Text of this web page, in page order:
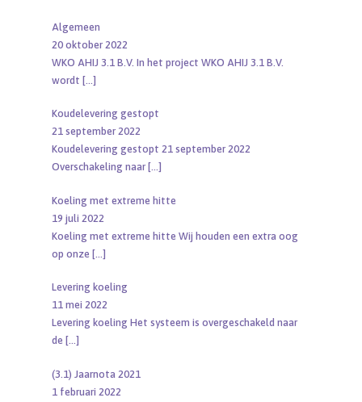
Algemeen
20 oktober 2022
WKO AHIJ 3.1 B.V. In het project WKO AHIJ 3.1 B.V.
wordt […]
Koudelevering gestopt
21 september 2022
Koudelevering gestopt 21 september 2022
Overschakeling naar […]
Koeling met extreme hitte
19 juli 2022
Koeling met extreme hitte Wij houden een extra oog
op onze […]
Levering koeling
11 mei 2022
Levering koeling Het systeem is overgeschakeld naar
de […]
(3.1) Jaarnota 2021
1 februari 2022